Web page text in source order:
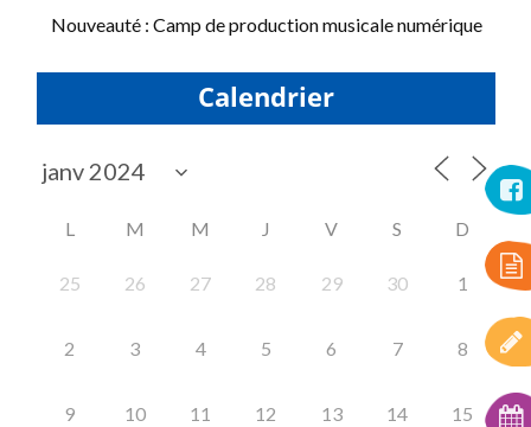
Nouveauté : Camp de production musicale numérique
Calendrier
L M M J V S D
25 26 27 28 29 30 1
2 3 4 5 6 7 8
9 10 11 12 13 14 15